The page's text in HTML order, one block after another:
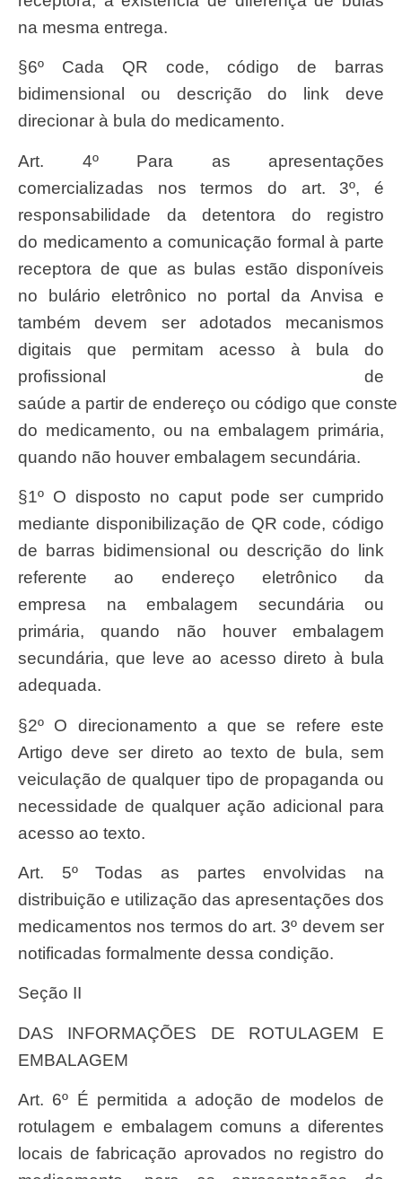
na mesma entrega.
§6º Cada QR code, código de barras
bidimensional ou descrição do link deve
direcionar à bula do medicamento.
Art. 4º Para as apresentações
comercializadas nos termos do art. 3º, é
responsabilidade da detentora do registro
do medicamento a comunicação formal à parte
receptora de que as bulas estão disponíveis
no bulário eletrônico no portal da Anvisa e
também devem ser adotados mecanismos
digitais que permitam acesso à bula do
profissional de
saúde a partir de endereço ou código que
do medicamento, ou na embalagem primária,
quando não houver embalagem secundária.
§1º O disposto no caput pode ser cumprido
mediante disponibilização de QR code, código
de barras bidimensional ou descrição do link
referente ao endereço eletrônico da
empresa na embalagem secundária ou
primária, quando não houver embalagem
secundária, que leve ao acesso direto à bula
adequada.
§2º O direcionamento a que se refere este
Artigo deve ser direto ao texto de bula, sem
veiculação de qualquer tipo de propaganda ou
necessidade de qualquer ação adicional para
acesso ao texto.
Art. 5º Todas as partes envolvidas na
distribuição e utilização das apresentações dos
medicamentos nos termos do art. 3º devem ser
notificadas formalmente dessa condição.
Seção II
DAS INFORMAÇÕES DE ROTULAGEM E
EMBALAGEM
Art. 6º É permitida a adoção de modelos de
rotulagem e embalagem comuns a diferentes
locais de fabricação aprovados no registro do